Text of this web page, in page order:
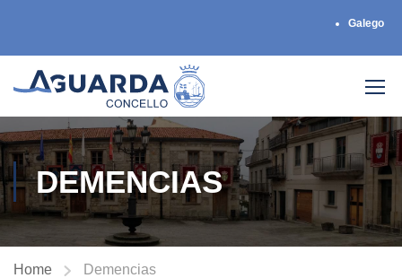
Galego
DEMENCIAS
Home Demencias